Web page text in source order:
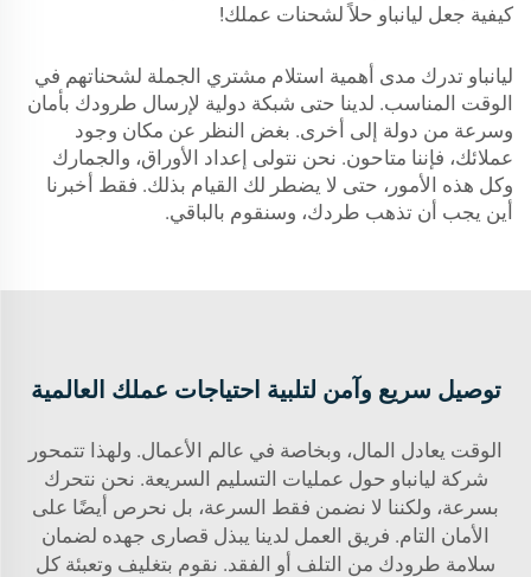
كيفية جعل ليانباو حلاً لشحنات عملك!
ليانباو تدرك مدى أهمية استلام مشتري الجملة لشحناتهم في
الوقت المناسب. لدينا حتى شبكة دولية لإرسال طرودك بأمان
وسرعة من دولة إلى أخرى. بغض النظر عن مكان وجود
عملائك، فإننا متاحون. نحن نتولى إعداد الأوراق، والجمارك
وكل هذه الأمور، حتى لا يضطر لك القيام بذلك. فقط أخبرنا
أين يجب أن تذهب طردك، وسنقوم بالباقي.
توصيل سريع وآمن لتلبية احتياجات عملك العالمية
الوقت يعادل المال، وبخاصة في عالم الأعمال. ولهذا تتمحور
شركة ليانباو حول عمليات التسليم السريعة. نحن نتحرك
بسرعة، ولكننا لا نضمن فقط السرعة، بل نحرص أيضًا على
الأمان التام. فريق العمل لدينا يبذل قصارى جهده لضمان
سلامة طرودك من التلف أو الفقد. نقوم بتغليف وتعبئة كل